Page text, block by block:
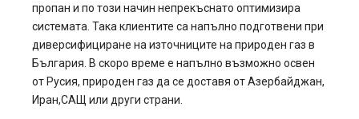
пропан и по този начин непрекъснато оптимизира
системата. Така клиентите са напълно подготвени при
диверсифициране на източниците на природен газ в
България. В скоро време е напълно възможно освен
от Русия, природен газ да се доставя от Азербайджан,
Иран,САЩ или други страни.